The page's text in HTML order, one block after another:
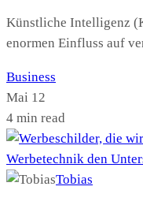
Künstliche Intelligenz
enormen Einfluss auf
Business
Mai 12
4 min read
Tobias